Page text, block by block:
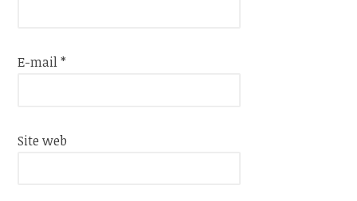
E-mail*
Site web